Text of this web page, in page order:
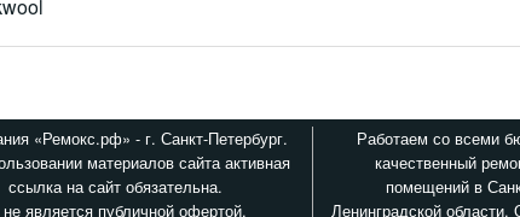
«Ремокс.рф» - г. Санкт-Петербург.
материалов сайта активная
ссылка на сайт обязательна.
является публичной офертой.
Работаем со всеми
качественный
помещений в
Ленинградской